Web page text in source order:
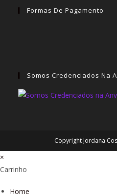
Formas De Pagamento
Somos Credenciados Na
Copyright Jordana
×
Carrinho
Home